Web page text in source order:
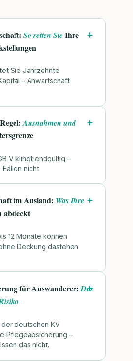
So retten SieIhre
Sie Jahrzehnte
– Anwartschaft
Ausnahmen und
V klingt endgültig –
nicht.
im Ausland: Was Ihre
12 Monate können
Deckung dastehen
für Auswanderer:Das
deutschen KV
Pflegeabsicherung –
das nicht.